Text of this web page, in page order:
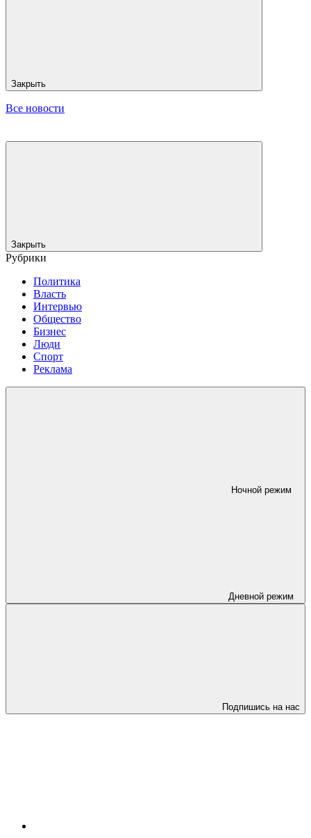
Закрыть
Все новости
Закрыть
Рубрики
Политика
Власть
Интервью
Общество
Бизнес
Люди
Спорт
Реклама
Ночной режим
Дневной режим
Подпишись на нас